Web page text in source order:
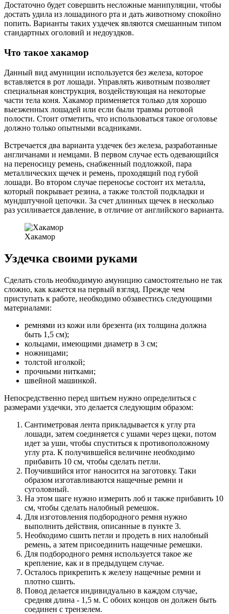
Достаточно будет совершить несложные манипуляции, чтобы
достать удила из лошадиного рта и дать животному спокойно
попить. Варианты таких уздечек являются смешанным типом
стандартных оголовий и недоуздков.
Что такое хакамор
Данный вид амуниции используется без железа, которое
вставляется в рот лошади. Управлять животным позволяет
специальная конструкция, воздействующая на некоторые
части тела коня. Хакамор применяется только для хорошо
выезженных лошадей или если были травмы ротовой
полости. Стоит отметить, что использоваться такое оголовье
должно только опытными всадниками.
Встречается два варианта уздечек без железа, разработанные
англичанами и немцами. В первом случае есть одевающийся
на переносицу ремень, снабженный подложкой, пара
металлических щечек и ремень, проходящий под губой
лошади. Во втором случае переносье состоит их металла,
который покрывает резина, а также толстой подкладки и
мундштучной цепочки. За счет длинных щечек в несколько
раз усиливается давление, в отличие от английского варианта.
Хакамор
Уздечка своими руками
Сделать столь необходимую амуницию самостоятельно не так
сложно, как кажется на первый взгляд. Прежде чем
приступать к работе, необходимо обзавестись следующими
материалами:
ремнями из кожи или брезента (их толщина должна
быть 1,5 см);
кольцами, имеющими диаметр в 3 см;
ножницами;
толстой иголкой;
прочными нитками;
швейной машинкой.
Непосредственно перед шитьем нужно определиться с
размерами уздечки, это делается следующим образом:
Сантиметровая лента прикладывается к углу рта
лошади, затем соединяется с ушами через щеки, потом
идет за уши, чтобы спуститься к противоположному
углу рта. К получившейся величине необходимо
прибавить 10 см, чтобы сделать петли.
Поучившийся итог наносится на заготовку. Таки
образом изготавливаются нащечные ремни и
суголовный.
На этом шаге нужно измерить лоб и также прибавить 10
см, чтобы сделать налобный ремешок.
Для изготовления подбородного ремня нужно
выполнить действия, описанные в пункте 3.
Необходимо сшить петли и продеть в них налобный
ремень, а затем присоединить нащечные ремешки.
Для подбородного ремня используется такое же
крепление, как и в предыдущем случае.
Осталось прикрепить к железу нащечные ремни и
плотно сшить.
Повод делается индивидуально в каждом случае,
средняя длина - 1,5 м. С обоих концов он должен быть
соединен с трензелем.